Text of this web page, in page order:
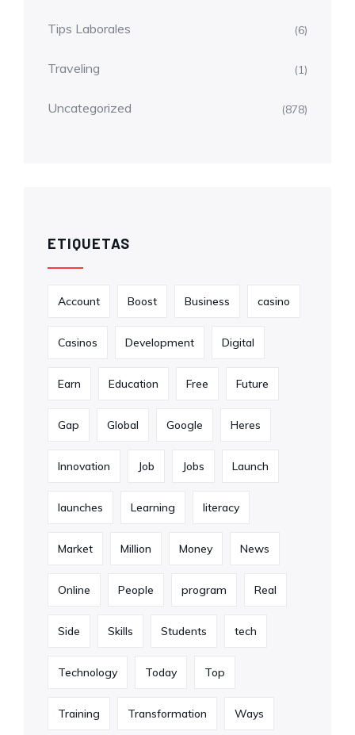
Tips Laborales (6)
Traveling (1)
Uncategorized (878)
ETIQUETAS
Account Boost Business casino
Casinos Development Digital
Earn Education Free Future
Gap Global Google Heres
Innovation Job Jobs Launch
launches Learning literacy
Market Million Money News
Online People program Real
Side Skills Students tech
Technology Today Top
Training Transformation Ways